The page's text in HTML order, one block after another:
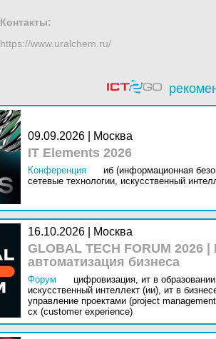
Контакты:
https://www.uralchem.ru/
09.09.2026 | Москва
IT Elements 2026
Конференция
иб (информационная
сетевые технологии, искусственный
16.10.2026 | Москва
GLOBAL TECH FORUM
автоматизация бизнеса
Форум цифровизация, ит в
искусственный интеллект (ии), ит в
управление проектами (project
cx (customer experience)